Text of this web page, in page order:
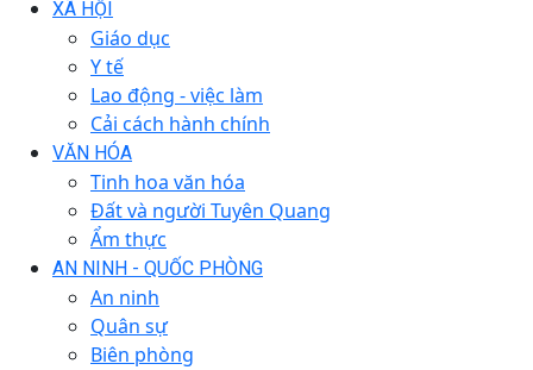
XÃ HỘI
Giáo dục
Y tế
Lao động - việc làm
Cải cách hành chính
VĂN HÓA
Tinh hoa văn hóa
Đất và người Tuyên Quang
Ẩm thực
AN NINH - QUỐC PHÒNG
An ninh
Quân sự
Biên phòng